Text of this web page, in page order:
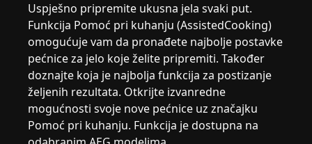
Uspješno pripremite ukusna jela svaki put.
Funkcija Pomoć pri kuhanju (AssistedCooking)
omogućuje vam da pronađete najbolje postavke
pećnice za jelo koje želite pripremiti. Također
doznajte koja je najbolja funkcija za postizanje
željenih rezultata. Otkrijte izvanredne
mogućnosti svoje nove pećnice uz značajku
Pomoć pri kuhanju. Funkcija je dostupna na